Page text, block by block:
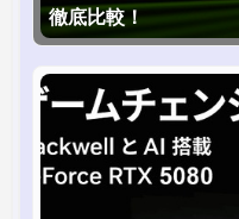
徹底比較！